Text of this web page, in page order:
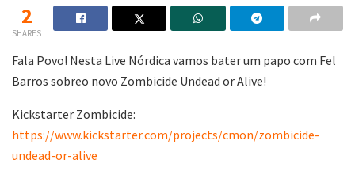
2
SHARES
Fala Povo! Nesta Live Nórdica vamos bater um papo com Fel
Barros sobreo novo Zombicide Undead or Alive!
Kickstarter Zombicide:
https://www.kickstarter.com/projects/cmon/zombicide-
undead-or-alive